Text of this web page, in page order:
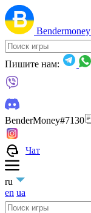
Bendermoney
Пишите нам:
BenderMoney#7130
Чат
ru
en ua